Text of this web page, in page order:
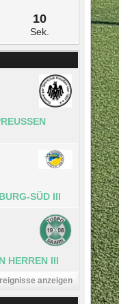
10
Sek.
D
SÜD III
HERREN III
anzeigen